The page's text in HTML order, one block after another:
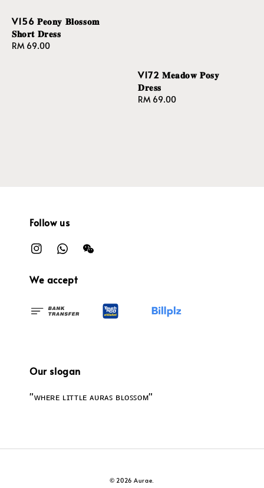
V156 𝐏𝐞𝐨𝐧𝐲 𝐁𝐥𝐨𝐬𝐬𝐨𝐦
𝐒𝐡𝐨𝐫𝐭 𝐃𝐫𝐞𝐬𝐬
Regular
RM 69.00
V172 𝐌𝐞𝐚𝐝𝐨𝐰 𝐏𝐨𝐬𝐲
𝐃𝐫𝐞𝐬𝐬
Regular
RM 69.00
Follow us
We accept
Our slogan
"ᴡʜᴇʀᴇ ʟɪᴛᴛʟᴇ ᴀᴜʀᴀꜱ ʙʟᴏꜱꜱᴏᴍ"
© 2026 Aurae.